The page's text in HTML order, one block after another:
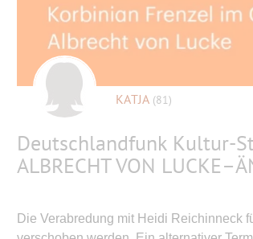
KATJA (81)
Deutschlandfunk Kultur-
ALBRECHT VON
Die Verabredung mit Heidi Reichinneck